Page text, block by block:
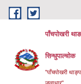
Skip to main content
पाँचपोखरी
सिन्धुपाल्चोक
"पाँचपोखरी